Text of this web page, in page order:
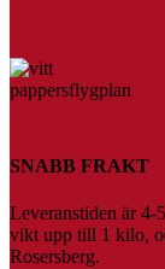
SNABB FRAKT
Leveranstiden är 4-
vikt upp till 1 kilo,
Rosersberg.